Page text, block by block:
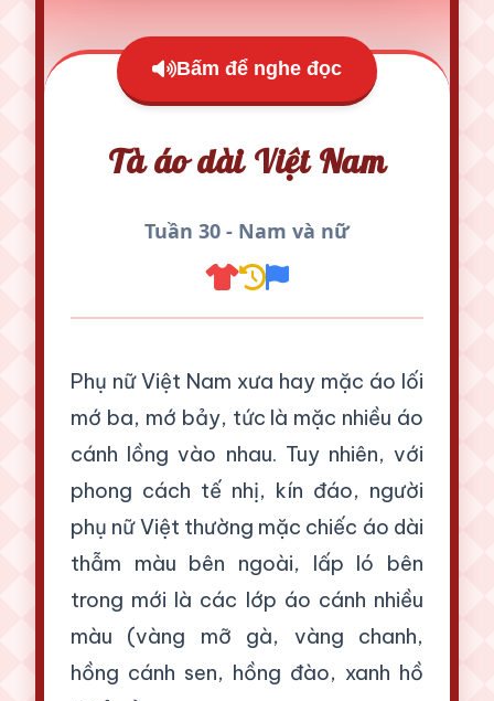
Bấm để nghe đọc
Tà áo dài Việt Nam
Tuần 30 - Nam và nữ
Phụ nữ Việt Nam xưa hay mặc áo lối
mớ ba, mớ bảy, tức là mặc nhiều áo
cánh lồng vào nhau. Tuy nhiên, với
phong cách tế nhị, kín đáo, người
phụ nữ Việt thường mặc chiếc áo dài
thẫm màu bên ngoài, lấp ló bên
trong mới là các lớp áo cánh nhiều
màu (vàng mỡ gà, vàng chanh,
hồng cánh sen, hồng đào, xanh hồ